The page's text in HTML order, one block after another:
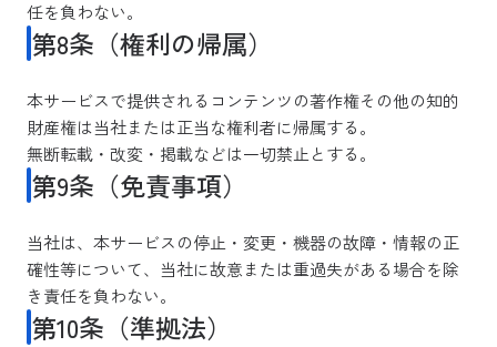
任を負わない。
第8条（権利の帰属）
本サービスで提供されるコンテンツの著作権その他の知的
財産権は当社または正当な権利者に帰属する。
無断転載・改変・掲載などは一切禁止とする。
第9条（免責事項）
当社は、本サービスの停止・変更・機器の故障・情報の正
確性等について、当社に故意または重過失がある場合を除
き責任を負わない。
第10条（準拠法）